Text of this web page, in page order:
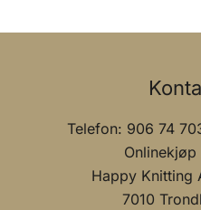
Telefon: 906 74
Happy Knitting
7010